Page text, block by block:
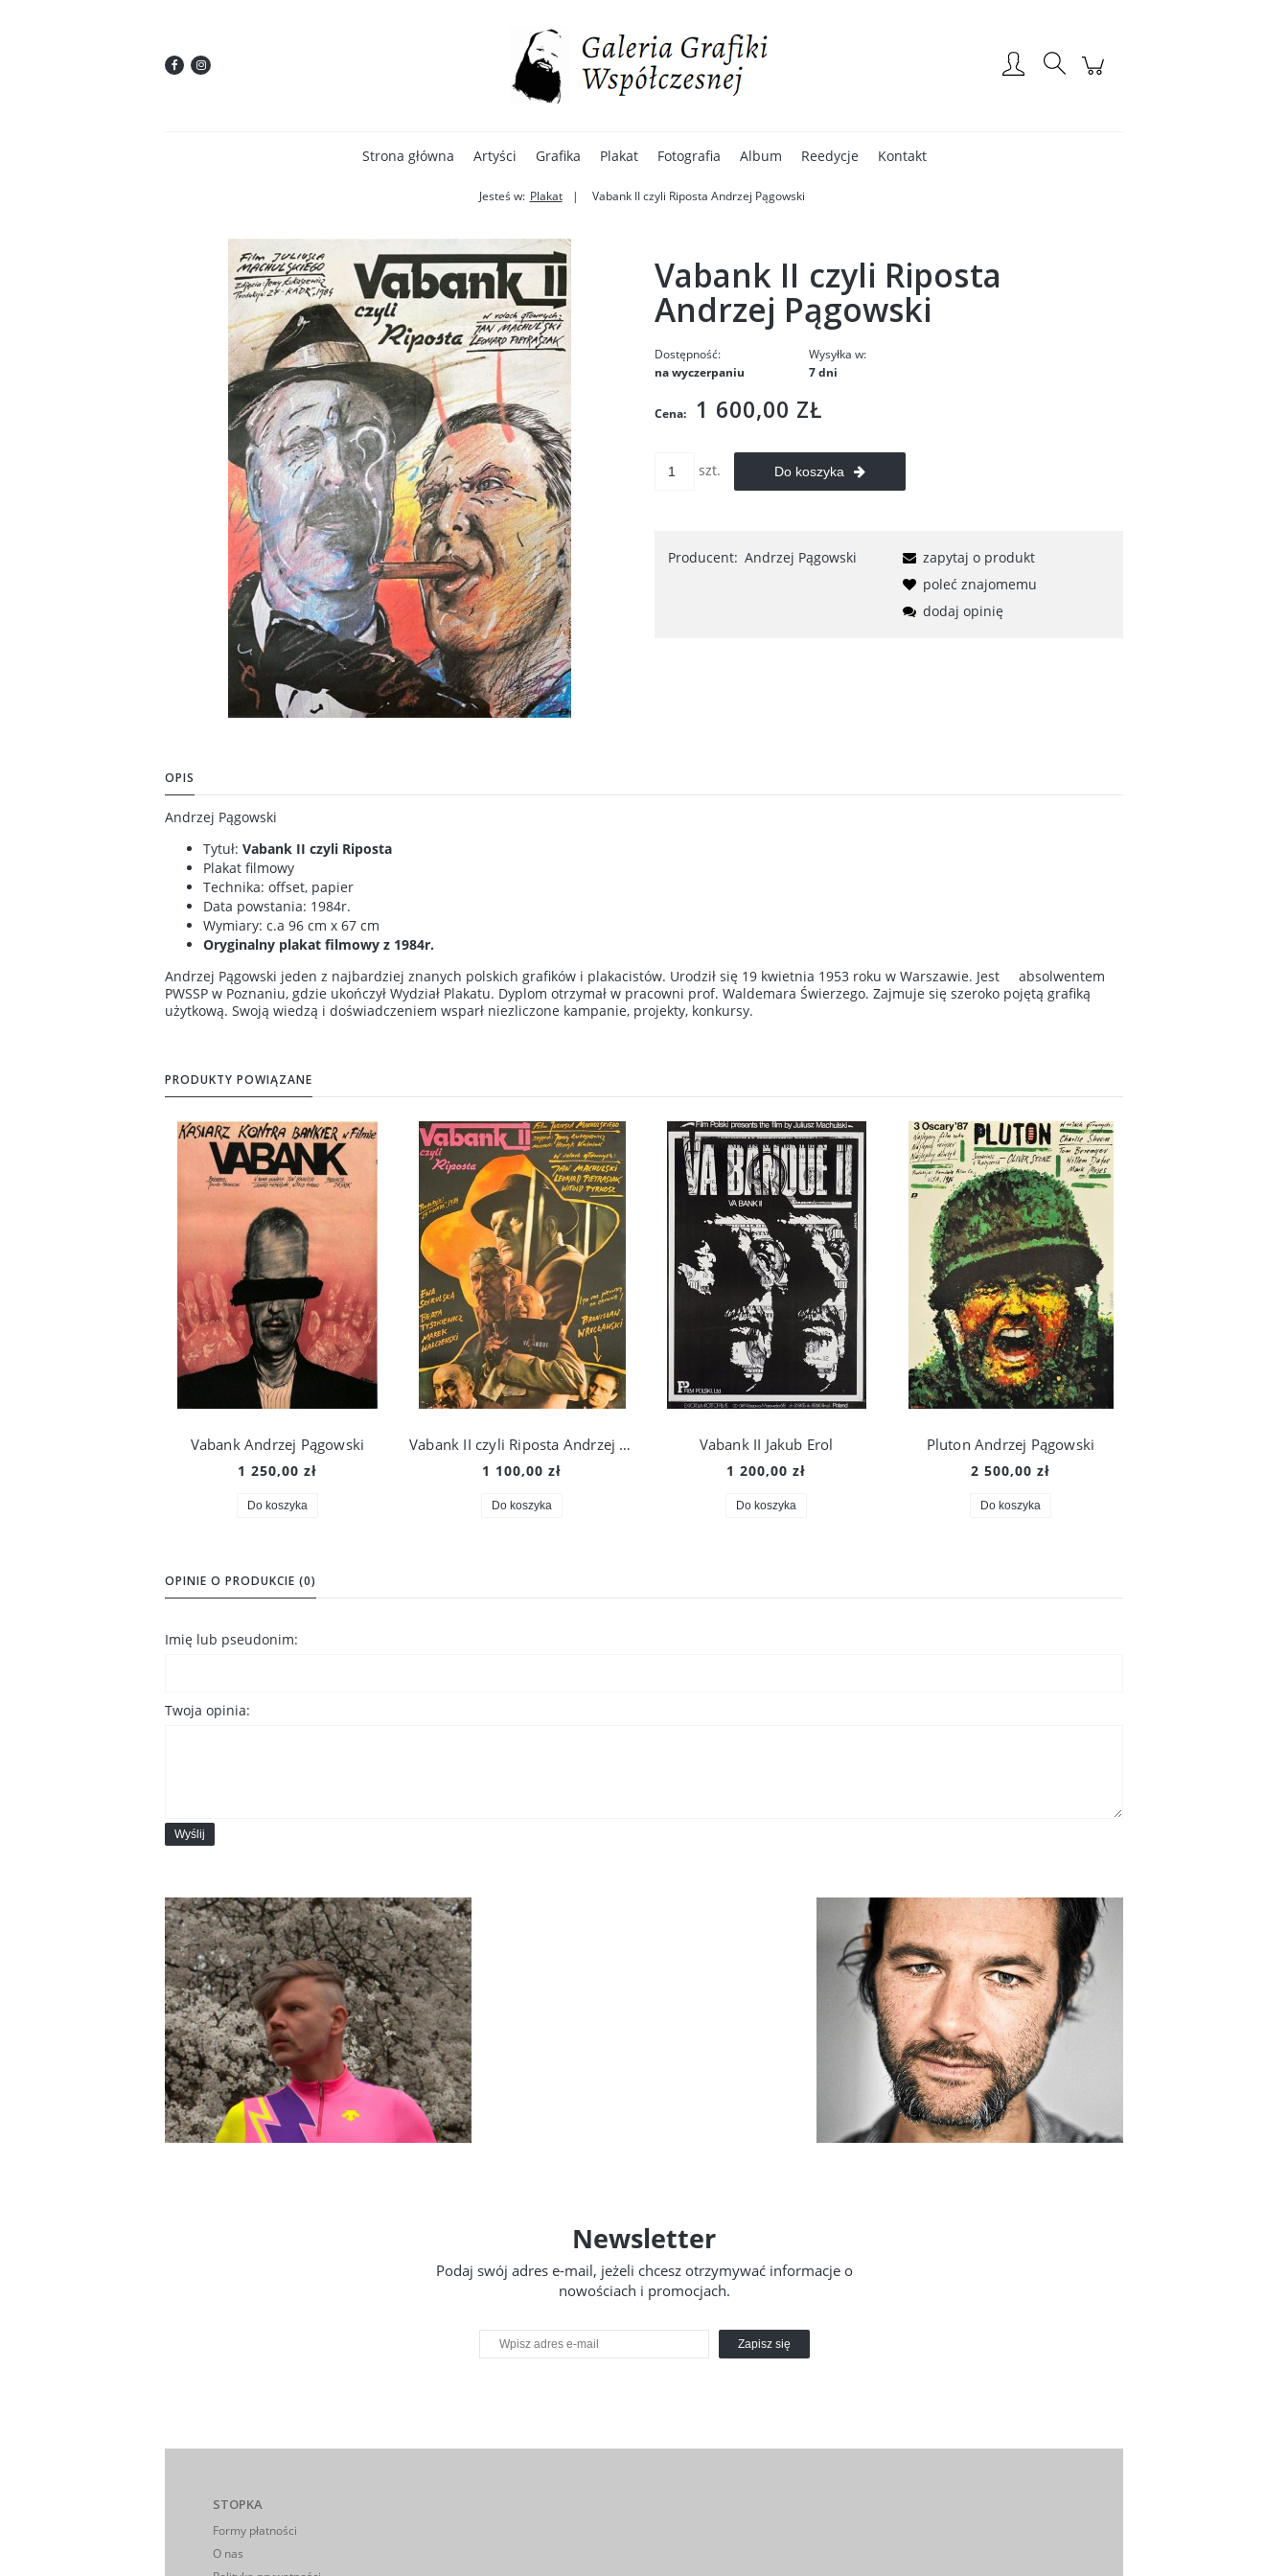
Strona główna Artyści Grafika Plakat Fotografia Album Reedycje Kontakt
Jesteś w: Plakat Vabank II czyli Riposta Andrzej Pągowski
Vabank II czyli Riposta
Andrzej Pągowski
Dostępność:
na wyczerpaniu
Wysyłka w:
7 dni
Cena: 1 600,00 ZŁ
szt. Do koszyka
Producent: Andrzej Pągowski
zapytaj o produkt
poleć znajomemu
dodaj opinię
OPIS
Andrzej Pągowski
Tytuł: Vabank II czyli Riposta
Plakat filmowy
Technika: offset, papier
Data powstania: 1984r.
Wymiary: c.a 96 cm x 67 cm
Oryginalny plakat filmowy z 1984r.
Andrzej Pągowski jeden z najbardziej znanych polskich grafików i plakacistów. Urodził się 19 kwietnia 1953 roku w Warszawie. Jest absolwentem
PWSSP w Poznaniu, gdzie ukończył Wydział Plakatu. Dyplom otrzymał w pracowni prof. Waldemara Świerzego. Zajmuje się szeroko pojętą grafiką
użytkową. Swoją wiedzą i doświadczeniem wsparł niezliczone kampanie, projekty, konkursy.
PRODUKTY POWIĄZANE
Vabank Andrzej Pągowski
1 250,00 zł
Do koszyka
Vabank II czyli Riposta Andrzej Pągowski (1)
1 100,00 zł
Do koszyka
Vabank II Jakub Erol
1 200,00 zł
Do koszyka
Pluton Andrzej Pągowski
2 500,00 zł
Do koszyka
OPINIE O PRODUKCIE (0)
Imię lub pseudonim:
Twoja opinia:
Wyślij
Newsletter
Podaj swój adres e-mail, jeżeli chcesz otrzymywać informacje o
nowościach i promocjach.
Zapisz się
STOPKA
Formy płatności
O nas